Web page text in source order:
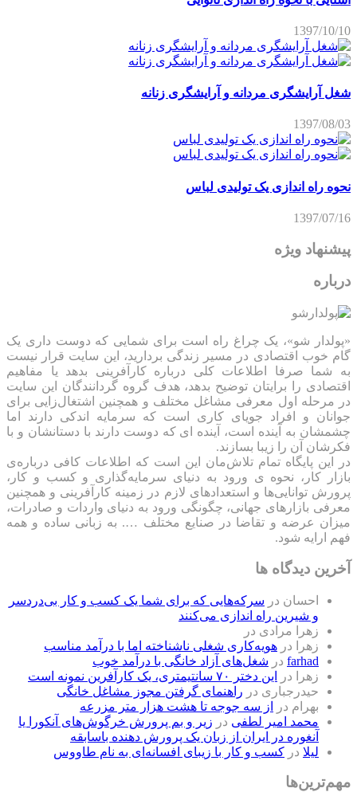
1397/10/10
شغل آرایشگری مردانه و آرایشگری زنانه
1397/08/03
نحوه راه اندازی یک تولیدی لباس
1397/07/16
پیشنهاد ویژه
درباره
«پولدار شو»، یک چراغ راه است برای شمایی که دوست داری یک
گام خوب اقتصادی در مسیر زندگی بردارید، این سایت قرار نیست
به شما صرفا اطلاعات کلی درباره کارآفرینی بدهد یا مفاهیم
اقتصادی را برایتان توضیح بدهد، هدف گروه گردانندگان این سایت
در مرحله اول معرفی مشاغل مختلف و همچنین اشتغال‌زایی برای
جوانان و افراد جویای کاری است که سرمایه اندکی دارند اما
چشمشان به آینده است، آینده ای که دوست دارند با دستانشان و با
فکرشان آن را زیبا بسازند.
در این پایگاه تمام تلاش‌مان این است که ‌اطلاعات کافی درباره‌ی
بازار کار، نحوه ی ورود به دنیای سرمایه‌گذاری و کسب و کار،
پرورش توانایی‌ها و استعدادهای لازم در زمینه کارآفرینی و همچنین
معرفی بازارهای جهانی، چگونگی ورود به دنیای واردات و صادرات،
میزان عرضه و تقاضا در صنایع مختلف …. به زبانی ساده و همه
فهم ارایه شود.
آخرین دیدگاه ها
احسان در سرکه‌هایی که برای شما یک کسب و کار بی‌دردسر
و شیرین راه اندازی می‌کنند
زهرا مرادی در
زهرا
در هویه‌کاری شغلی ناشناخته اما با درآمد مناسب
farhad در شغل‌های آزاد خانگی با درآمد خوب
زهرا
در
این دختر ۷۰ سانتیمتری، یک کارآفرین نمونه است
حیدرجباری در راهنمای گرفتن مجوز مشاغل خانگی
بهرام در
از سه جوجه تا هشت هزار متر مزرعه
محمد امیر لطفی در زیر و بم پرورش خرگوش‌های آنکورا یا
آنغوره در ایران از زبان یک پرورش دهنده باسابقه
لیلا در کسب و کار با زیبای افسانه‌ای به نام طاووس
مهم‌ترین‌ها